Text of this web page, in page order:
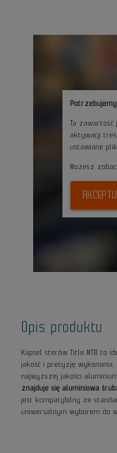
Ta zawartość
aktywacji
ustawiane
Możesz
Opis produktu
Kapsel sterów Title MTB to
jakość i precyzję
najwyższej jakości
znajduje się aluminiowa
jest kompatybilny ze
uniwersalnym wyborem do